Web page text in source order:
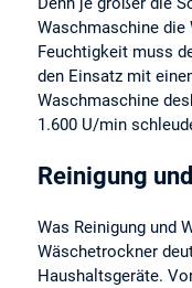
Waschmaschine
Feuchtigkeit muss
den Einsatz mit
Waschmaschine
1.600 U/min
Reinigung
Was Reinigung und
Wäschetrockner
Haushaltsgeräte.